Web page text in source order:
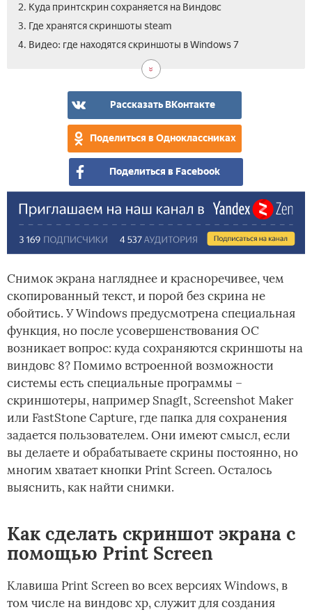
2. Куда принтскрин сохраняется на Виндовс
3. Где хранятся скриншоты steam
4. Видео: где находятся скриншоты в Windows 7
Рассказать ВКонтакте
Поделиться в Одноклассниках
Поделиться в Facebook
Снимок экрана нагляднее и красноречивее, чем
скопированный текст, и порой без скрина не
обойтись. У Windows предусмотрена специальная
функция, но после усовершенствования ОС
возникает вопрос: куда сохраняются скриншоты на
виндовс 8? Помимо встроенной возможности
системы есть специальные программы –
скриншотеры, например SnagIt, Screenshot Maker
или FastStone Capture, где папка для сохранения
задается пользователем. Они имеют смысл, если
вы делаете и обрабатываете скрины постоянно, но
многим хватает кнопки Print Screen. Осталось
выяснить, как найти снимки.
Как сделать скриншот экрана c
помощью Print Screen
Клавиша Print Screen во всех версиях Windows, в
том числе на виндовс xp, служит для создания